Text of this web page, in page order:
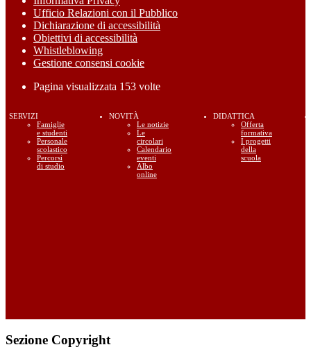
Ufficio Relazioni con il Pubblico
Dichiarazione di accessibilità
Obiettivi di accessibilità
Whistleblowing
Gestione consensi cookie
Pagina visualizzata 153 volte
SERVIZI
Famiglie
e studenti
Personale
scolastico
Percorsi
di studio
NOVITÀ
Le notizie
Le
circolari
Calendario
eventi
Albo
online
DIDATTICA
Offerta
formativa
I progetti
della
scuola
Sezione Copyright